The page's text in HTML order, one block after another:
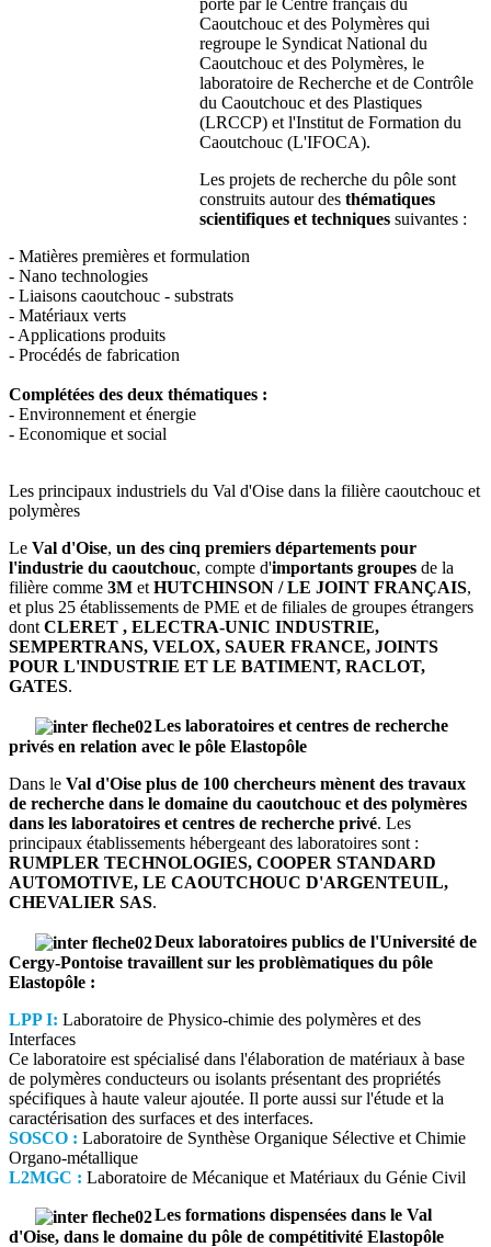
Caoutchouc et des Polymères qui
regroupe le Syndicat National du
Caoutchouc et des Polymères, le
laboratoire de Recherche et de Contrôle
du Caoutchouc et des Plastiques
(LRCCP) et l'Institut de Formation du
Caoutchouc (L'IFOCA).
Les projets de recherche du pôle sont
construits autour des thématiques
scientifiques et techniques suivantes :
- Matières premières et formulation
- Nano technologies
- Liaisons caoutchouc - substrats
- Matériaux verts
- Applications produits
- Procédés de fabrication
Complétées des deux thématiques :
- Environnement et énergie
- Economique et social
Les principaux industriels du Val d'Oise dans la filière caoutchouc et
polymères
Le Val d'Oise, un des cinq premiers départements pour
l'industrie du caoutchouc, compte d'importants groupes de la
filière comme 3M et HUTCHINSON / LE JOINT FRANÇAIS,
et plus 25 établissements de PME et de filiales de groupes étrangers
dont CLERET , ELECTRA-UNIC INDUSTRIE,
SEMPERTRANS, VELOX, SAUER FRANCE, JOINTS
POUR L'INDUSTRIE ET LE BATIMENT, RACLOT,
GATES.
Les laboratoires et centres de recherche
privés en relation avec le pôle Elastopôle
Dans le Val d'Oise plus de 100 chercheurs mènent des travaux
de recherche dans le domaine du caoutchouc et des polymères
dans les laboratoires et centres de recherche privé. Les
principaux établissements hébergeant des laboratoires sont :
RUMPLER TECHNOLOGIES, COOPER STANDARD
AUTOMOTIVE, LE CAOUTCHOUC D'ARGENTEUIL,
CHEVALIER SAS.
Deux laboratoires publics de l'Université de
Cergy-Pontoise travaillent sur les problèmatiques du pôle
Elastopôle :
LPP I: Laboratoire de Physico-chimie des polymères et des
Interfaces
Ce laboratoire est spécialisé dans l'élaboration de matériaux à base
de polymères conducteurs ou isolants présentant des propriétés
spécifiques à haute valeur ajoutée. Il porte aussi sur l'étude et la
caractérisation des surfaces et des interfaces.
SOSCO : Laboratoire de Synthèse Organique Sélective et Chimie
Organo-métallique
L2MGC : Laboratoire de Mécanique et Matériaux du Génie Civil
Les formations dispensées dans le Val
d'Oise, dans le domaine du pôle de compétitivité Elastopôle